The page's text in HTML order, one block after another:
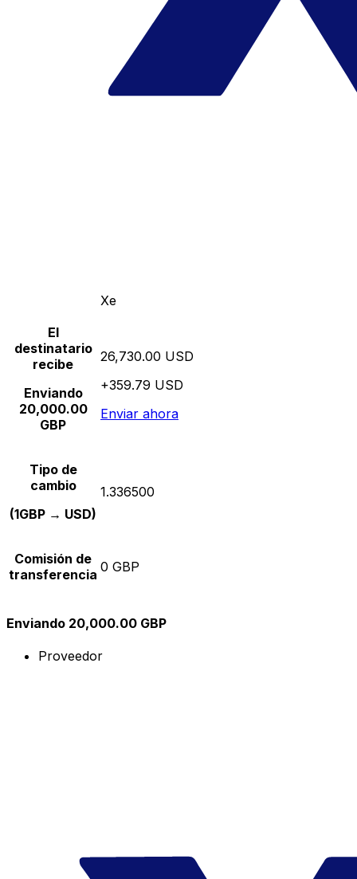
Xe
El
destinatario
recibe
Enviando
20,000.00
GBP
26,730.00 USD
+359.79 USD
Enviar ahora
Tipo de
cambio
(1GBP → USD)
1.336500
Comisión de
transferencia 0 GBP
Enviando 20,000.00 GBP
Proveedor